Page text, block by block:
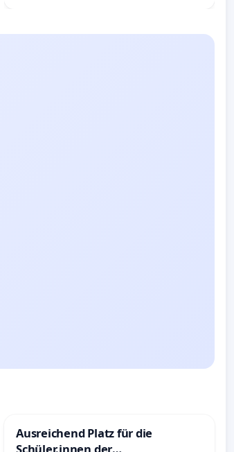
Ausreichend Platz für die
Schüler.innen der